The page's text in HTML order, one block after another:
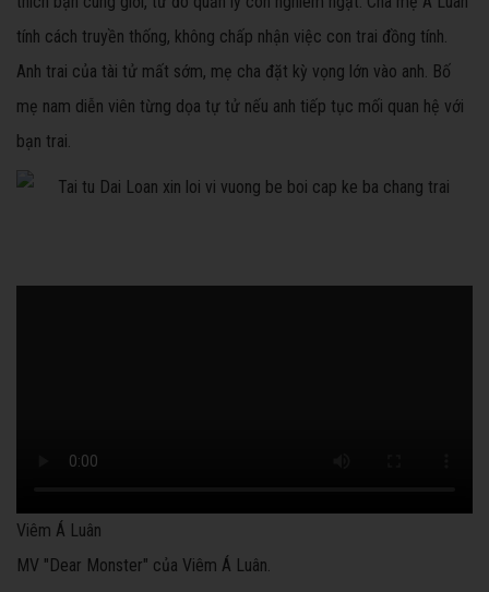
tính cách truyền thống, không chấp nhận việc con trai đồng tính.
Anh trai của tài tử mất sớm, mẹ cha đặt kỳ vọng lớn vào anh. Bố
mẹ nam diễn viên từng dọa tự tử nếu anh tiếp tục mối quan hệ với
bạn trai.
Viêm Á Luân
MV "Dear Monster" của Viêm Á Luân.